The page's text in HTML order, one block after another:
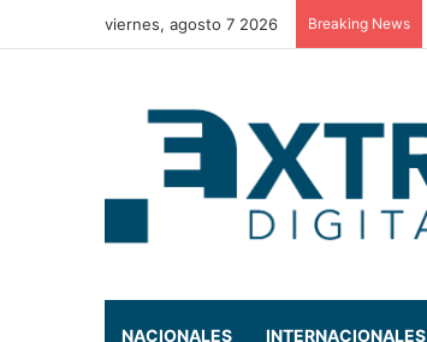
viernes, agosto 7 2026 Breaking News
NACIONALES INTERNACIONALES